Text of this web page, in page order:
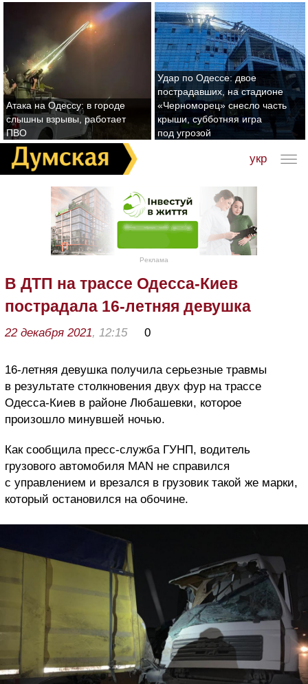
Атака на Одессу: в городе
слышны взрывы, работает
ПВО
Удар по Одессе: двое
пострадавших, на стадионе
«Черноморец» снесло часть
крыши, субботняя игра
под угрозой
укр
Реклама
В ДТП на трассе Одесса-Киев
пострадала 16-летняя девушка
22 декабря 2021, 12:15 0
16-летняя девушка получила серьезные травмы
в результате столкновения двух фур на трассе
Одесса-Киев в районе Любашевки, которое
произошло минувшей ночью.
Как сообщила пресс-служба ГУНП, водитель
грузового автомобиля MAN не справился
с управлением и врезался в грузовик такой же марки,
который остановился на обочине.